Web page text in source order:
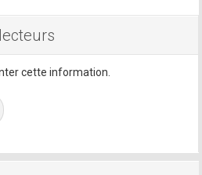
cette information.